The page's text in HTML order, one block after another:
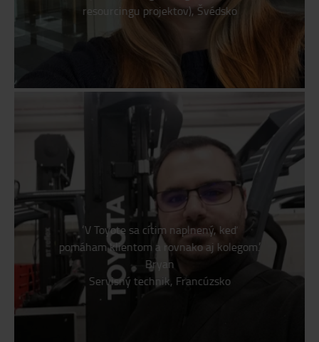
resourcingu projektov), Švédsko
‘V Toyote sa cítim naplnený, keď
pomáham klientom a rovnako aj kolegom.’
Bryan
Servisný technik, Francúzsko